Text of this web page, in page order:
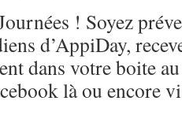
! Soyez
d’AppiDay,
dans votre boite
là ou encore